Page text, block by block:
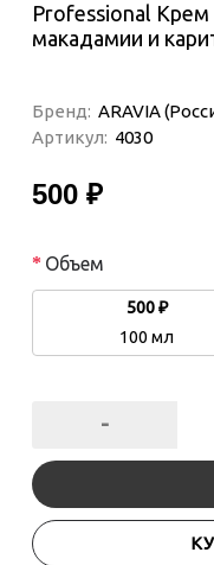
Professional Крем
макадамии и
Бренд: ARAVIA
Артикул: 4030
500 ₽
Объем
500 ₽
100 мл
-